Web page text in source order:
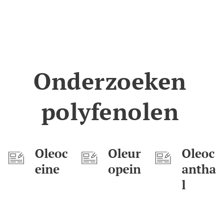
Onderzoeken
polyfenolen
Oleoc
eine
Oleur
opein
Oleoc
antha
l